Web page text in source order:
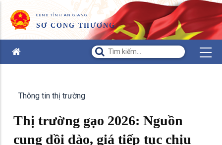
UBND TỈNH AN GIANG
SỞ CÔNG THƯƠNG
Thông tin thị trường
Thị trường gạo 2026: Nguồn
cung dồi dào, giá tiếp tục chịu